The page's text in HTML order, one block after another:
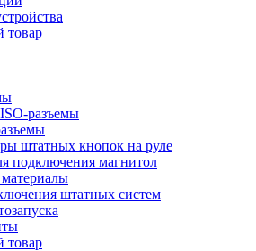
товар
разъемы
штатных кнопок на руле
подключения магнитол
штатных систем
товар